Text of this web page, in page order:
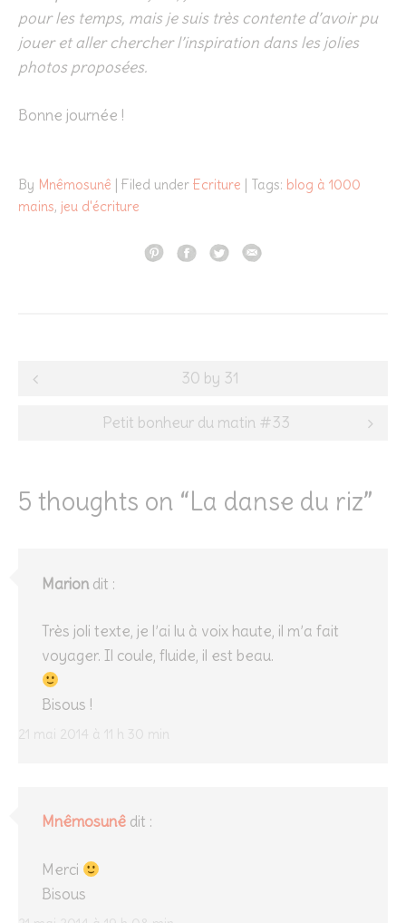
pour les temps, mais je suis très contente d’avoir pu
jouer et aller chercher l’inspiration dans les jolies
photos proposées.
Bonne journée !
By Mnêmosunê | Filed under Ecriture | Tags: blog à 1000
mains, jeu d'écriture
Post
navigation
30 by 31
Petit bonheur du matin #33
5 thoughts on “La danse du riz”
Marion dit :
21 mai 2014 à 11 h 30 min
Très joli texte, je l’ai lu à voix haute, il m’a fait
voyager. Il coule, fluide, il est beau.
Bisous !
Mnêmosunê dit :
Merci
Bisous